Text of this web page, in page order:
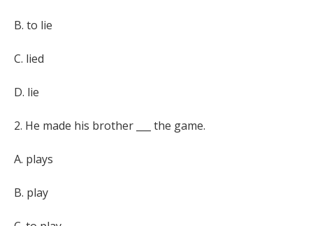
B. to lie
C. lied
D. lie
2. He made his brother ___ the game.
A. plays
B. play